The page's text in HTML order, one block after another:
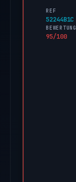
REF
52244B1C
BEWERTUNG
95/100